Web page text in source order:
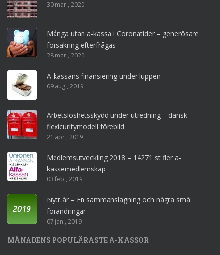
30 mar , 2020
Många utan a-kassa i Coronatider – generösare
försäkring efterfrågas
28 mar , 2020
A-kassans finansiering under luppen
09 aug , 2019
Arbetslöshetsskydd under utredning – dansk
flexicuritymodell förebild
21 apr , 2019
Medlemsutveckling 2018 – 14271 st fler a-
kassemedlemskap
03 feb , 2019
Nytt år – En sammanslagning och några små
förändringar
07 jan , 2019
MÅNADENS POPULÄRASTE A-KASSOR